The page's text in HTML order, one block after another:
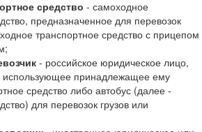
средство - самоходное
предназначенное для перевозок
транспортное средство с прицепом
- российское юридическое лицо,
использующее принадлежащее ему
средство либо автобус (далее -
для перевозок грузов или